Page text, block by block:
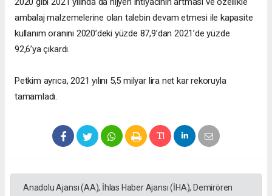
ambalaj malzemelerine olan talebin devam etmesi ile kapasite
kullanım oranını 2020’deki yüzde 87,9’dan 2021’de yüzde
92,6’ya çıkardı.
Petkim ayrıca, 2021 yılını 5,5 milyar lira net kar rekoruyla
tamamladı.
Anadolu Ajansı (AA), İhlas Haber Ajansı (İHA), Demirören